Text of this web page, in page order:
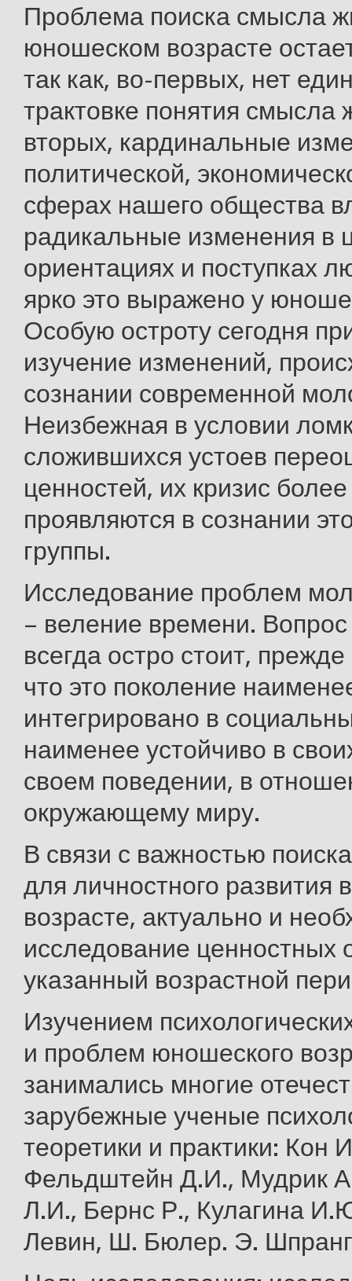
Проблема поиска смысла
юношеском возрасте
так как, во-первых, нет
трактовке понятия смысла
вторых, кардинальные
политической,
сферах нашего общества
радикальные изменения в
ориентациях и поступках
ярко это выражено у
Особую остроту сегодня
изучение изменений,
сознании современной
Неизбежная в условии
сложившихся устоев
ценностей, их кризис более
проявляются в сознании
группы.
Исследование проблем
– веление времени.
всегда остро стоит,
что это поколение
интегрировано в
наименее устойчиво в
своем поведении, в
окружающему миру.
В связи с важностью
для личностного развития
возрасте, актуально и
исследование ценностных
указанный возрастной
Изучением
и проблем юношеского
занимались многие
зарубежные ученые
теоретики и практики: Кон
Фельдштейн Д.И., Мудрик
Л.И., Бернс Р., Кулагина
Левин, Ш. Бюлер. Э.